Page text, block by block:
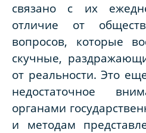
связано с их
отличие от
вопросов, которые
скучные,
от реальности. Это
недостаточное
органами
и методам